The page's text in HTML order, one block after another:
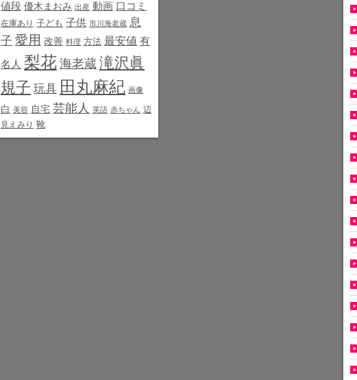
値段 優木まおみ 出産 動画 口コミ
在庫あり 子ども 子供 市川海老蔵 息
子 愛用 改善 料理 方法 最安値 有
名人 梨花 海老蔵 滝沢眞
規子 玩具 田丸麻紀 画像
白 美容 自宅 芸能人 英語 赤ちゃん 辺
見えみり 靴